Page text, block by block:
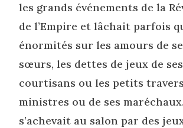
les grands événements de la
de l’Empire et lâchait parfois
énormités sur les amours de
sœurs, les dettes de jeux de
courtisans ou les petits
ministres ou de ses
s’achevait au salon par des